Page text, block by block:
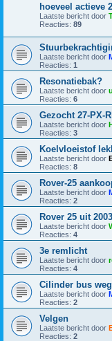
hoeveel actieve
Laatste bericht door
Reacties: 89
Laatste bericht door
Reacties: 1
Resonatiebak?
Laatste bericht door
Reacties: 6
Gezocht 27-PX-
Laatste bericht door
Reacties: 3
Koelvloeistof
Laatste bericht door
Reacties: 8
Rover-25
Laatste bericht door
Reacties: 2
Rover 25 uit
Laatste bericht door
Reacties: 4
3e remlicht
Laatste bericht door
Reacties: 4
Cilinder bus
Laatste bericht door
Reacties: 2
Velgen
Laatste bericht door
Reacties: 2